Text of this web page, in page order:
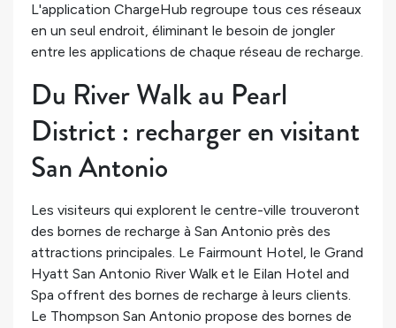
L'application ChargeHub regroupe tous ces réseaux
en un seul endroit, éliminant le besoin de jongler
entre les applications de chaque réseau de recharge.
Du River Walk au Pearl
District : recharger en visitant
San Antonio
Les visiteurs qui explorent le centre-ville trouveront
des bornes de recharge à San Antonio près des
attractions principales. Le Fairmount Hotel, le Grand
Hyatt San Antonio River Walk et le Eilan Hotel and
Spa offrent des bornes de recharge à leurs clients.
Le Thompson San Antonio propose des bornes de